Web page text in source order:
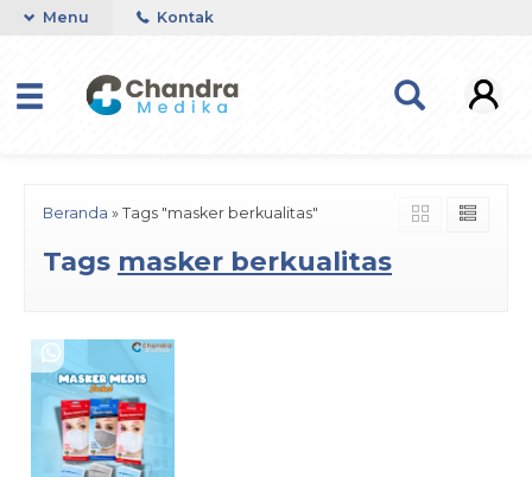
Menu Kontak
Beranda » Tags "masker berkualitas"
Tags masker berkualitas